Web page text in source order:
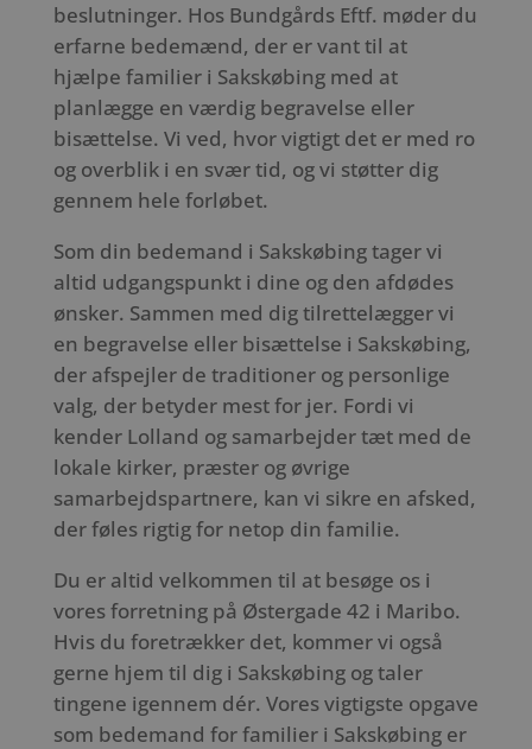
beslutninger. Hos Bundgårds Eftf. møder du
erfarne bedemænd, der er vant til at
hjælpe familier i Sakskøbing med at
planlægge en værdig begravelse eller
bisættelse. Vi ved, hvor vigtigt det er med ro
og overblik i en svær tid, og vi støtter dig
gennem hele forløbet.
Som din bedemand i Sakskøbing tager vi
altid udgangspunkt i dine og den afdødes
ønsker. Sammen med dig tilrettelægger vi
en begravelse eller bisættelse i Sakskøbing,
der afspejler de traditioner og personlige
valg, der betyder mest for jer. Fordi vi
kender Lolland og samarbejder tæt med de
lokale kirker, præster og øvrige
samarbejdspartnere, kan vi sikre en afsked,
der føles rigtig for netop din familie.
Du er altid velkommen til at besøge os i
vores forretning på Østergade 42 i Maribo.
Hvis du foretrækker det, kommer vi også
gerne hjem til dig i Sakskøbing og taler
tingene igennem dér. Vores vigtigste opgave
som bedemand for familier i Sakskøbing er